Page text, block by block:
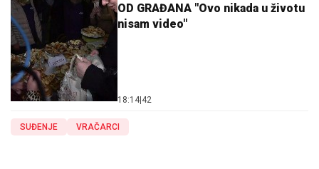
OD GRAĐANA "Ovo nikada u životu
nisam video"
18:14 42
SUĐENJE VRAČARCI